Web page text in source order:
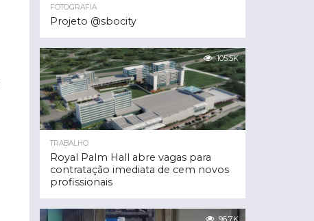
FOTOGRAFIA
Projeto @sbocity
105.5K
TRABALHO
Royal Palm Hall abre vagas para
contratação imediata de cem novos
profissionais
96.7K